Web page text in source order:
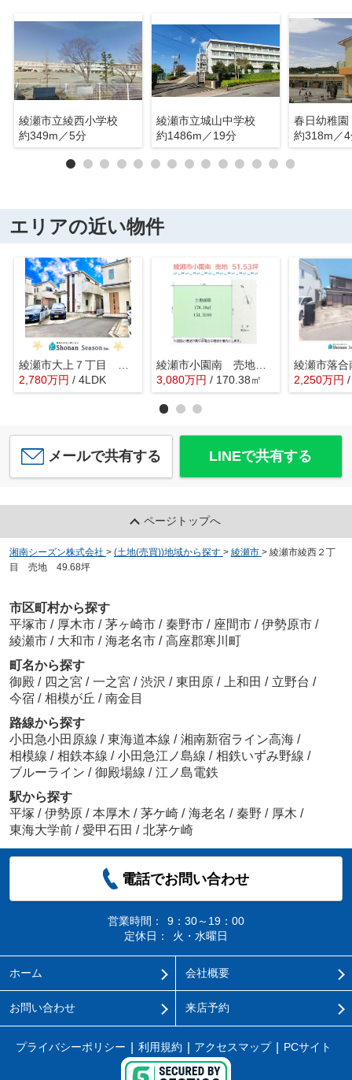
綾瀬市立綾西小学校
約349m／5分
綾瀬市立城山中学校
約1486m／19分
春日幼稚園
約318m／
エリアの近い物件
2,780万円 / 4LDK
綾瀬市小園南 売地 51.53坪
3,080万円 / 170.38㎡ 2,250万円
メールで共有する LINEで共有する
ページトップへ
湘南シーズン株式会社 > (土地(売買))地域から探す > 綾瀬市 > 綾瀬市綾西２丁
目 売地 49.68坪
市区町村から探す
平塚市 / 厚木市 / 茅ヶ崎市 / 秦野市 / 座間市 / 伊勢原市 /
綾瀬市 / 大和市 / 海老名市 / 高座郡寒川町
町名から探す
御殿 / 四之宮 / 一之宮 / 渋沢 / 東田原 / 上和田 / 立野台 /
今宿 / 相模が丘 / 南金目
路線から探す
小田急小田原線 / 東海道本線 / 湘南新宿ライン高海 /
相模線 / 相鉄本線 / 小田急江ノ島線 / 相鉄いずみ野線 /
ブルーライン / 御殿場線 / 江ノ島電鉄
駅から探す
平塚 / 伊勢原 / 本厚木 / 茅ケ崎 / 海老名 / 秦野 / 厚木 /
東海大学前 / 愛甲石田 / 北茅ケ崎
電話でお問い合わせ
営業時間：
9：30～19：00
定休日：
火・水曜日
ホーム 会社概要
お問い合わせ 来店予約
プライバシーポリシー 利用規約 アクセスマップ PCサイト